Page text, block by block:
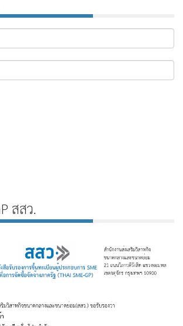
สสว.